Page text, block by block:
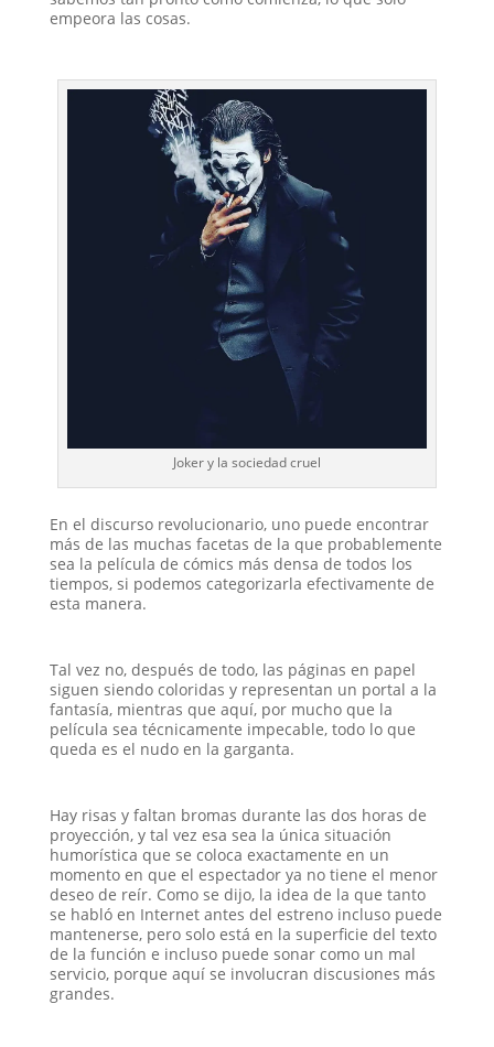
empeora las cosas.
Joker y la sociedad cruel
En el discurso revolucionario, uno puede encontrar
más de las muchas facetas de la que probablemente
sea la película de cómics más densa de todos los
tiempos, si podemos categorizarla efectivamente de
esta manera.
Tal vez no, después de todo, las páginas en papel
siguen siendo coloridas y representan un portal a la
fantasía, mientras que aquí, por mucho que la
película sea técnicamente impecable, todo lo que
queda es el nudo en la garganta.
Hay risas y faltan bromas durante las dos horas de
proyección, y tal vez esa sea la única situación
humorística que se coloca exactamente en un
momento en que el espectador ya no tiene el menor
deseo de reír. Como se dijo, la idea de la que tanto
se habló en Internet antes del estreno incluso puede
mantenerse, pero solo está en la superficie del texto
de la función e incluso puede sonar como un mal
servicio, porque aquí se involucran discusiones más
grandes.